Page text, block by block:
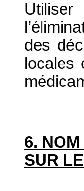
des
locales
6.
SUR